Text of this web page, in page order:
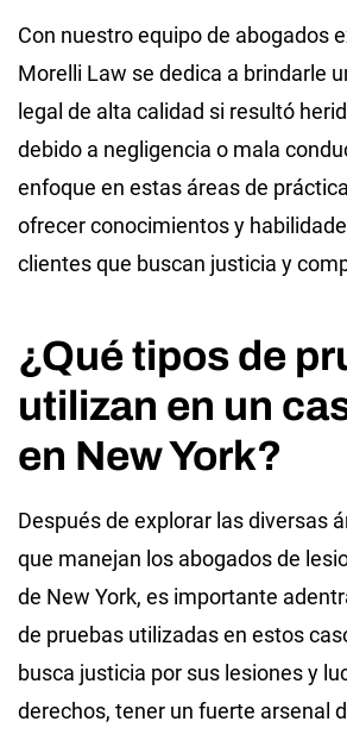
Con nuestro equipo de abogados
Morelli Law se dedica a brindarle
legal de alta calidad si resultó
debido a negligencia o mala
enfoque en estas áreas de
ofrecer conocimientos y
clientes que buscan justicia y
¿Qué tipos de
utilizan en un
en New York?
Después de explorar las diversas
que manejan los abogados de
de New York, es importante
de pruebas utilizadas en estos
busca justicia por sus lesiones y
derechos, tener un fuerte arsenal